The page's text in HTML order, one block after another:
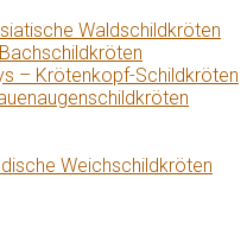
Waldschildkröten
– Krötenkopf-Schildkröten
Weichschildkröten